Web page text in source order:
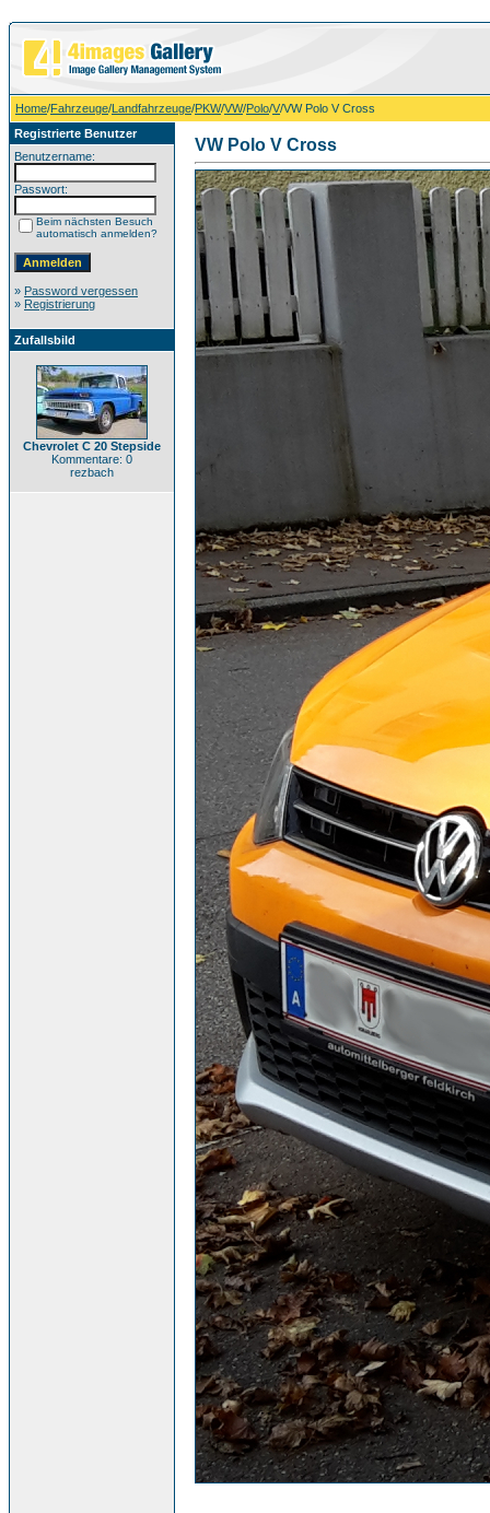
Home/Fahrzeuge/Landfahrzeuge/PKW/VW/Polo/V/VW Polo V Cross
Registrierte Benutzer
Benutzername:
Passwort:
Beim nächsten Besuch
automatisch anmelden?
» Password vergessen
» Registrierung
Zufallsbild
Chevrolet C 20 Stepside
Kommentare: 0
rezbach
VW Polo V Cross